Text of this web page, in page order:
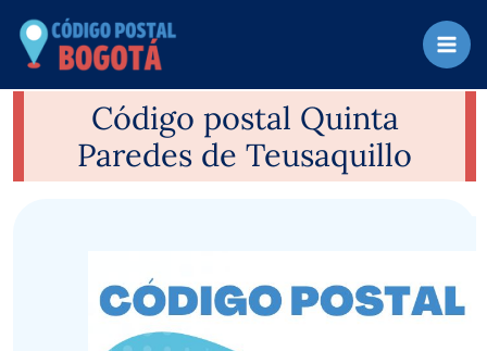
contenido
Código postal Quinta
Paredes de Teusaquillo